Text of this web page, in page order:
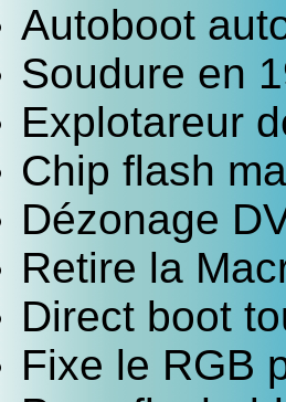
Autoboot
Soudure en
Explotareur
Chip flash
Dézonage
Retire la
Direct boot
Fixe le RGB